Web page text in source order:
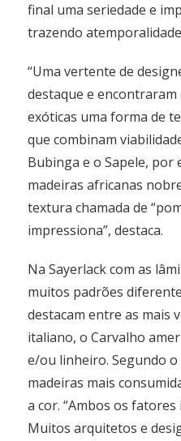
final uma seriedade e
trazendo
“Uma vertente de
destaque e encontraram
exóticas uma forma de
que combinam
Bubinga e o Sapele, por
madeiras africanas
textura chamada de
impressiona”, destaca.
Na Sayerlack com as
muitos padrões
destacam entre as mais
italiano, o Carvalho
e/ou linheiro. Segundo
madeiras mais
a cor. “Ambos os
Muitos arquitetos e